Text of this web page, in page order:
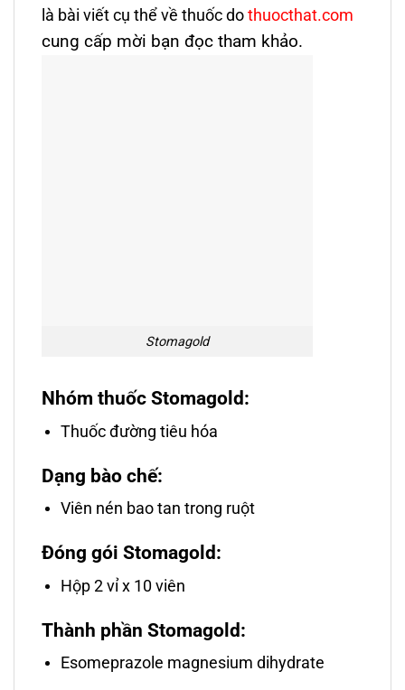
là bài viết cụ thể về thuốc do thuocthat.com
cung cấp mời bạn đọc tham khảo.
Stomagold
Nhóm thuốc Stomagold:
Thuốc đường tiêu hóa
Dạng bào chế:
Viên nén bao tan trong ruột
Đóng gói Stomagold:
Hộp 2 vỉ x 10 viên
Thành phần Stomagold:
Esomeprazole magnesium dihydrate